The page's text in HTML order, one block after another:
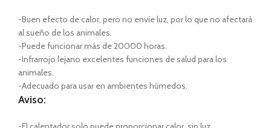
-Buen efecto de calor, pero no envíe luz, por lo que no afectará
al sueño de los animales.
-Puede funcionar más de 20000 horas.
-Infrarrojo lejano excelentes funciones de salud para los
animales.
-Adecuado para usar en ambientes húmedos.
Aviso: